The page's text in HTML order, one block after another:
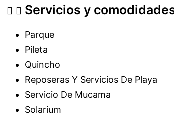
Servicios y
Parque
Pileta
Quincho
Reposeras Y Servicios De Playa
Servicio De Mucama
Solarium